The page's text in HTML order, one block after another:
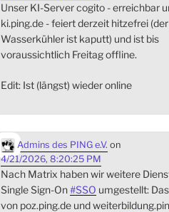
Unser KI-Server cogito - erreichbar
ki.ping.de - feiert derzeit hitzefrei
Wasserkühler ist kaputt) und ist bis
voraussichtlich Freitag offline.
Edit: Ist (längst) wieder online
Admins des PING e.V. on
4/21/2026, 8:20:25 PM
Nach Matrix haben wir weitere
Single Sign-On#SSO umgestellt:
von poz.ping.de und